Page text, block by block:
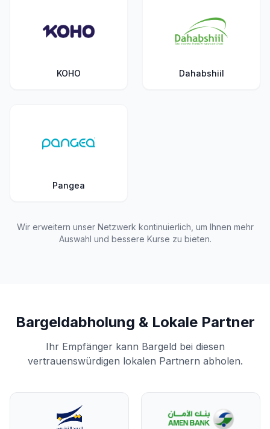
KOHO Dahabshiil
Pangea
Wir erweitern unser Netzwerk kontinuierlich, um Ihnen mehr
Auswahl und bessere Kurse zu bieten.
Bargeldabholung & Lokale Partner
Ihr Empfänger kann Bargeld bei diesen
vertrauenswürdigen lokalen Partnern abholen.